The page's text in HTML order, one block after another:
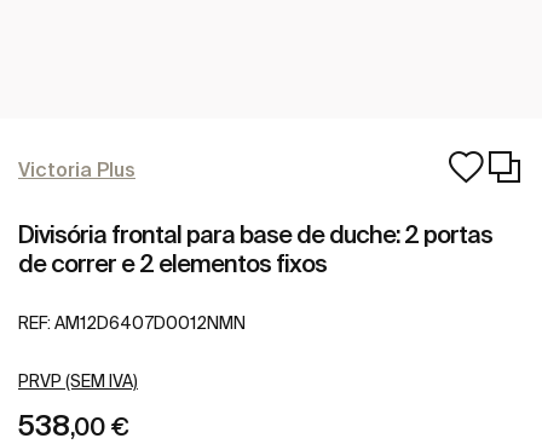
Victoria Plus
Divisória frontal para base de duche: 2 portas
de correr e 2 elementos fixos
REF: AM12D6407D0012NMN
PRVP (SEM IVA)
538,00 €